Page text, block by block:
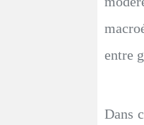
entre
Dans